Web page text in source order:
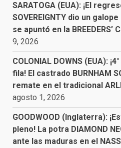
SARATOGA (EUA): ¡El
SOVEREIGNTY dio un
se apuntó en la BREEDERS’
9, 2026
COLONIAL DOWNS (EUA):
fila! El castrado BURNHAM
remate en el tradicional
agosto 1, 2026
GOODWOOD (Inglaterra):
pleno! La potra DIAMOND
ante las maduras en el